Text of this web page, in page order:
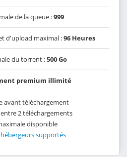
de la queue :999
d'upload maximal :96 Heures
du torrent :500 Go
premium illimité
avant téléchargement
2 téléchargements
disponible
hébergeurs supportés